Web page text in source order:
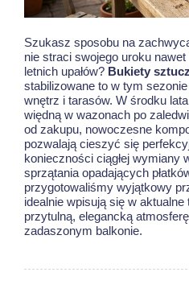
Szukasz sposobu na
nie straci swojego uroku
letnich upałów? Bukiety
stabilizowane to w tym
wnętrz i tarasów. W środku
więdną w wazonach po
od zakupu, nowoczesne
pozwalają cieszyć się
konieczności ciągłej wymiany
sprzątania opadających
przygotowaliśmy wyjątkowy
idealnie wpisują się w
przytulną, elegancką
zadaszonym balkonie.